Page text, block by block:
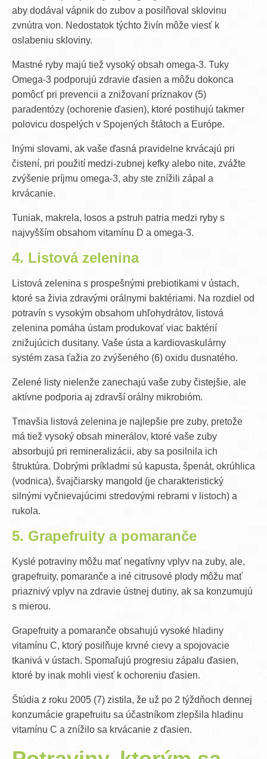
aby dodával vápnik do zubov a posilňoval sklovinu
zvnútra von. Nedostatok týchto živín môže viesť k
oslabeniu skloviny.
Mastné ryby majú tiež vysoký obsah omega-3. Tuky
Omega-3 podporujú zdravie ďasien a môžu dokonca
pomôcť pri prevencii a znižovaní príznakov (5)
paradentózy (ochorenie ďasien), ktoré postihujú takmer
polovicu dospelých v Spojených štátoch a Európe.
Inými slovami, ak vaše ďasná pravidelne krvácajú pri
čistení, pri použití medzi-zubnej kefky alebo nite, zvážte
zvýšenie príjmu omega-3, aby ste znížili zápal a
krvácanie.
Tuniak, makrela, losos a pstruh patria medzi ryby s
najvyšším obsahom vitamínu D a omega-3.
4. Listová zelenina
Listová zelenina s prospešnými prebiotikami v ústach,
ktoré sa živia zdravými orálnymi baktériami. Na rozdiel od
potravín s vysokým obsahom uhľohydrátov, listová
zelenina pomáha ústam produkovať viac baktérií
znižujúcich dusitany. Vaše ústa a kardiovaskulárny
systém zasa ťažia zo zvýšeného (6) oxidu dusnatého.
Zelené listy nielenže zanechajú vaše zuby čistejšie, ale
aktívne podporia aj zdravší orálny mikrobióm.
Tmavšia listová zelenina je najlepšie pre zuby, pretože
má tiež vysoký obsah minerálov, ktoré vaše zuby
absorbujú pri remineralizácii, aby sa posilnila ich
štruktúra. Dobrými príkladmi sú kapusta, špenát, okrúhlica
(vodnica), švajčiarsky mangold (je charakteristický
silnými vyčnievajúcimi stredovými rebrami v listoch) a
rukola.
5. Grapefruity a pomaranče
Kyslé potraviny môžu mať negatívny vplyv na zuby, ale,
grapefruity, pomaranče a iné citrusové plody môžu mať
priaznivý vplyv na zdravie ústnej dutiny, ak sa konzumujú
s mierou.
Grapefruity a pomaranče obsahujú vysoké hladiny
vitamínu C, ktorý posilňuje krvné cievy a spojovacie
tkanivá v ústach. Spomaľujú progresiu zápalu ďasien,
ktoré by inak mohli viesť k ochoreniu ďasien.
Štúdia z roku 2005 (7) zistila, že už po 2 týždňoch dennej
konzumácie grapefruitu sa účastníkom zlepšila hladinu
vitamínu C a znížilo sa krvácanie z ďasien.